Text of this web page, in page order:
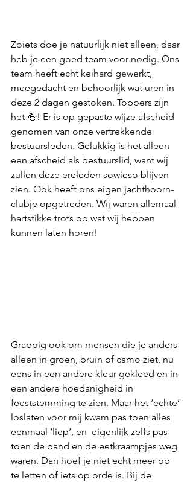
Zoiets doe je natuurlijk niet alleen, daar
heb je een goed team voor nodig. Ons
team heeft echt keihard gewerkt,
meegedacht en behoorlijk wat uren in
deze 2 dagen gestoken. Toppers zijn
het 💪! Er is op gepaste wijze afscheid
genomen van onze vertrekkende
bestuursleden. Gelukkig is het alleen
een afscheid als bestuurslid, want wij
zullen deze ereleden sowieso blijven
zien. Ook heeft ons eigen jachthoorn-
clubje opgetreden. Wij waren allemaal
hartstikke trots op wat wij hebben
kunnen laten horen!
Grappig ook om mensen die je anders
alleen in groen, bruin of camo ziet, nu
eens in een andere kleur gekleed en in
een andere hoedanigheid in
feeststemming te zien. Maar het ‘echte’
loslaten voor mij kwam pas toen alles
eenmaal ‘liep’, en  eigenlijk zelfs pas
toen de band en de eetkraampjes weg
waren. Dan hoef je niet echt meer op
te letten of iets op orde is. Bij de